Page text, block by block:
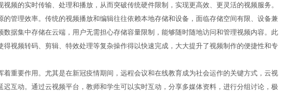
频的实时传输、处理和播放，从而突破传统硬件限制，实现更高效、更灵活的视频服务。
管理效率。传统的视频播放和编辑往往依赖本地存储和设备，面临存储空间有限、设备兼
据集中存储在云端，用户无需担心存储容量限制，能够随时随地访问和管理视频内容。此
视频转码、剪辑、特效处理等复杂操作得以快速完成，大大提升了视频制作的便捷性和专
重要作用。尤其是在新冠疫情期间，远程会议和在线教育成为社会运作的关键方式，云视
互动。通过云视频平台，教师和学生可以实时互动，分享多媒体资料，进行分组讨论，极